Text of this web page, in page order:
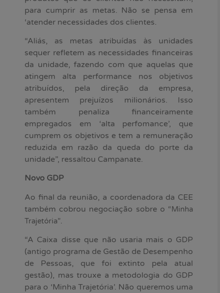
para cumprir as metas. Não se pensa em
‘atender necessidades dos clientes.
“Aliás, as metas atribuídas às unidades
sequer refletem as necessidades financeiras
da unidade, fazendo com que aquelas que
atingem alta performance nos objetivos
atribuídos, pela direção da empresa,
apresentem prejuízos milionários. Isso
também penaliza financeiramente
empregados em ‘alta perfomance’, que
cumprem os objetivos e tem a remuneração
reduzida em razão da queda do porte da
unidade”, ressaltou Campanate.
Novo GDP
Ao final da reunião, a coordenadora da CEE
também cobrou negociação sobre o “Minha
Trajetória”.
“A Caixa disse que não usaria mais o GDP
(antigo programa de Gestão de Desempenho
de Pessoas, que foi extinto pela atual
gestão), mas trouxe a metodologia do GDP
para o ‘Minha Trajetória’. Não queremos uma